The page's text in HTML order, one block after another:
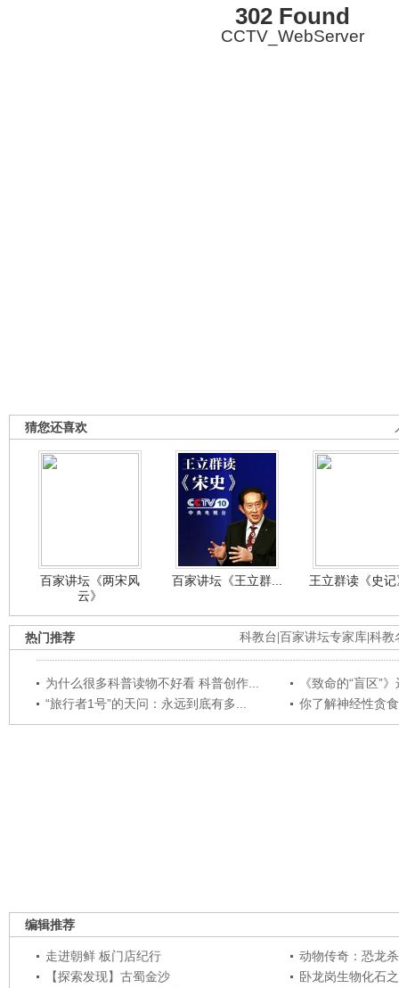
302 Found
CCTV_WebServer
猜您还喜欢
百家讲坛《两宋风
云》
百家讲坛《王立群... 王立群读《史
科教台 百家讲坛专家库 科教
热门推荐
为什么很多科普读物不好看 科普创作...
《致命的“盲区”
“旅行者1号”的天问：永远到底有多...
你了解神经性贪
编辑推荐
走进朝鲜 板门店纪行
动物传奇：恐龙
【探索发现】古蜀金沙
卧龙岗生物化石